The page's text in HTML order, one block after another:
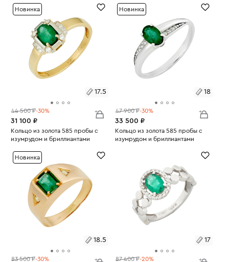
Новинка
17.5
44 500 ₽-30%
31 100 ₽
Размеры:
Кольцо из золота 585 пробы с
изумрудом и бриллиантами
Новинка
18
47 900 ₽-30%
33 500 ₽
Размеры:
Кольцо из золота 585 пробы с
изумрудом и бриллиантами
Новинка
18.5
83 500 ₽-30%
17
87 400 ₽-20%